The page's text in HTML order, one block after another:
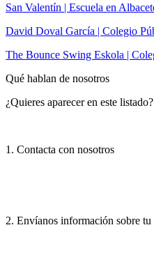
San Valentín | Escuela en
David Doval García | Colegio
The Bounce Swing Eskola |
Qué hablan de nosotros
¿Quieres aparecer en este listado?
1. Contacta con nosotros
2. Envíanos información sobre tu